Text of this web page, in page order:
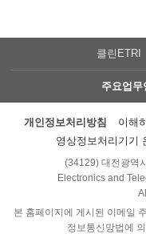
클린ETRI
주요업무
개인정보처리방침 이해
영상정보처리기기
(34129) 대전광역
Electronics and
본 홈페이지에 게시된 이메일
정보통신망법에